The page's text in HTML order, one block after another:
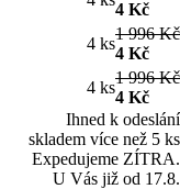
4 Kč
4 ks
1 996 Kč
4 Kč
4 ks
1 996 Kč
4 Kč
Ihned k odeslání
skladem více než 5 ks
Expedujeme ZÍTRA.
U Vás již od 17.8.